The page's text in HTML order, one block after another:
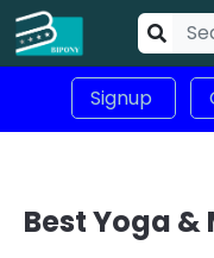
Signup
Best Yoga